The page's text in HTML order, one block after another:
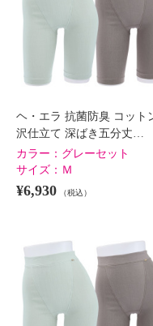
ヘ・エラ 抗菌防臭 コット
沢仕立て 深ばき五分丈…
カラー： グレーセット
サイズ： Ｍ
¥6,930 （税込）